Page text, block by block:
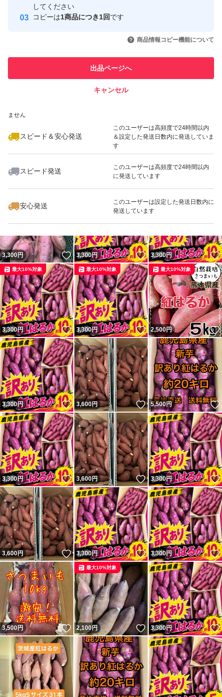
取引実績
引を完了させた実績があります
での取引実績があります
ません
スピード＆安心発送
このユーザーは高頻度で24時間以内
＆設定した発送日数内に発送していま
す
スピード発送
このユーザーは高頻度で24時間以内
に発送しています
安心発送
このユーザーは設定した発送日数内に
発送しています
してください
コピーは1商品につき1回です
商品情報コピー機能について
出品ページへ
キャンセル
いいね！
3,900
3,300円 いいね！
3,300円 いいね！
3,300円
3,300円 いいね！
最大10%対象
3,300円 いいね！
最大10%対象
2,500円
最大10%対象
3,300円 いいね！
3,600円 いいね！
5,500円
3,300円 いいね！
3,600円 いいね！
3,300円
3,600円 いいね！
3,300円 いいね！
3,300円
3,500円 いいね！
2,100円 いいね！
最大10%対象
3,300円